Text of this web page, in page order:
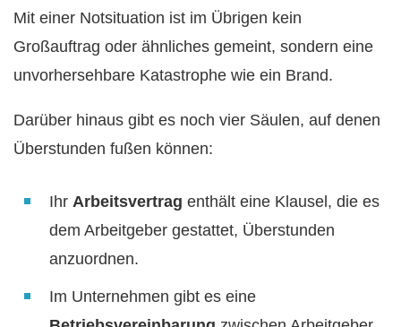
Mit einer Notsituation ist im Übrigen kein
Großauftrag oder ähnliches gemeint, sondern eine
unvorhersehbare Katastrophe wie ein Brand.
Darüber hinaus gibt es noch vier Säulen, auf denen
Überstunden fußen können:
Ihr Arbeitsvertrag enthält eine Klausel, die es
dem Arbeitgeber gestattet, Überstunden
anzuordnen.
Im Unternehmen gibt es eine